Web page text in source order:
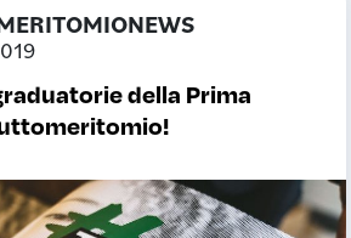
della Prima